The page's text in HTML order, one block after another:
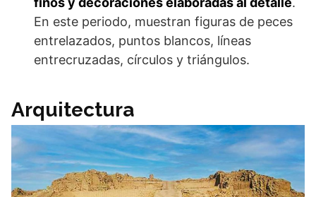
En este periodo, muestran figuras de peces
entrelazados, puntos blancos, líneas
entrecruzadas, círculos y triángulos.
Arquitectura